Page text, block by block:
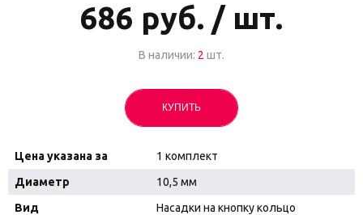
686 руб. / шт.
В наличии: 2 шт.
КУПИТЬ
Цена указана за
1 комплект
Диаметр
10,5 мм
Вид
Насадки на кнопку кольцо